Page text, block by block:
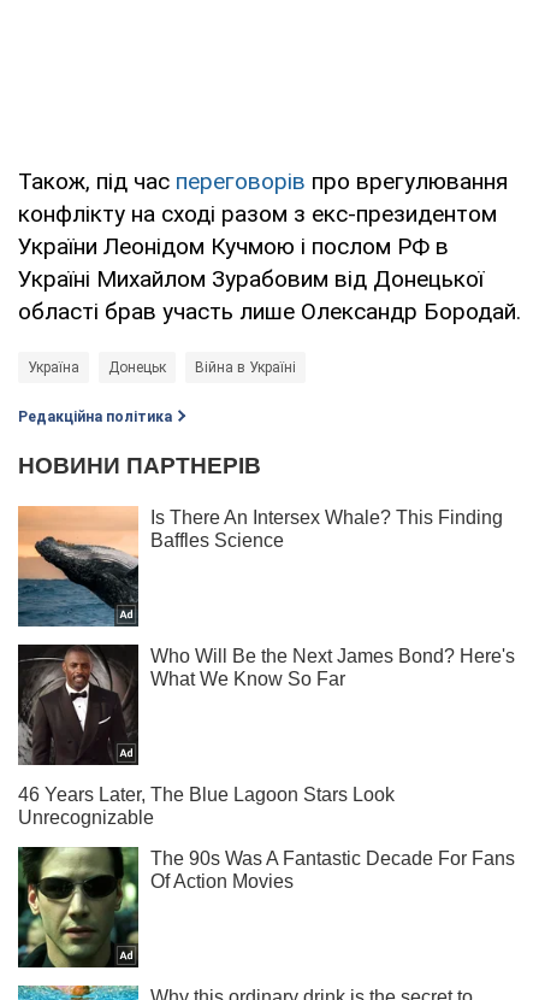
Також, під час переговорів про врегулювання
конфлікту на сході разом з екс-президентом
України Леонідом Кучмою і послом РФ в
Україні Михайлом Зурабовим від Донецької
області брав участь лише Олександр Бородай.
Україна Донецьк Війна в Україні
Редакційна політика